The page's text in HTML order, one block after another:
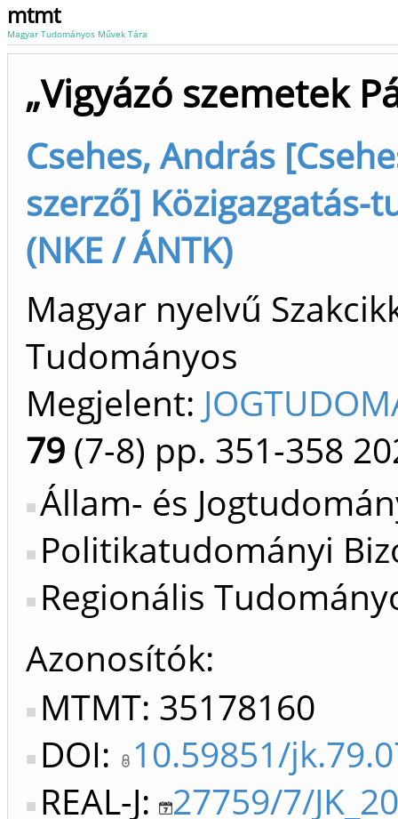
mtmt
Magyar Tudományos Művek Tára
„Vigyázó szemetek
Csehes, András
szerző]
(NKE / ÁNTK)
Magyar nyelvű
Tudományos
Megjelent:
79 (7-8) pp. 351-358
Állam- és
Politikatudományi
Regionális
Azonosítók
MTMT: 35178160
DOI: 10.59851/
REAL-J: 27759/7/